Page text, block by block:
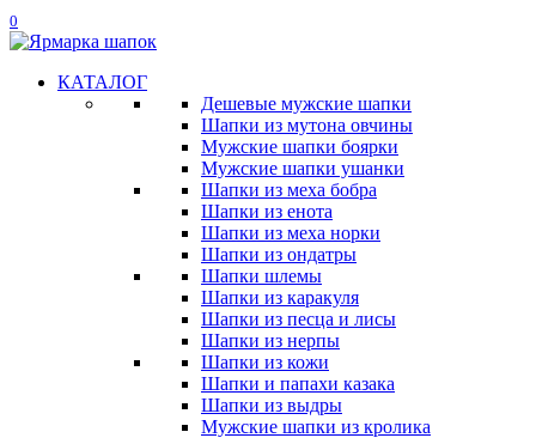
0
КАТАЛОГ
Дешевые мужские шапки
Шапки из мутона овчины
Мужские шапки боярки
Мужские шапки ушанки
Шапки из меха бобра
Шапки из енота
Шапки из меха норки
Шапки из ондатры
Шапки шлемы
Шапки из каракуля
Шапки из песца и лисы
Шапки из нерпы
Шапки из кожи
Шапки и папахи казака
Шапки из выдры
Мужские шапки из кролика